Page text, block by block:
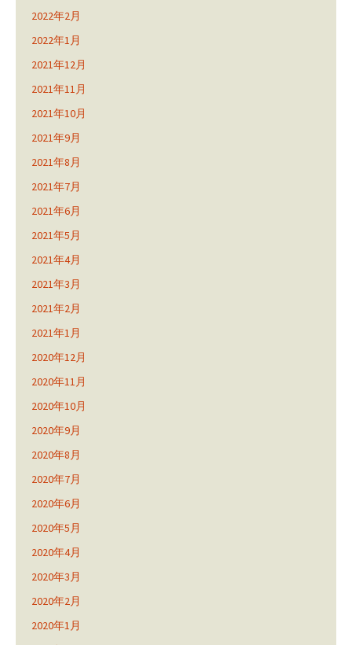
2022年2月
2022年1月
2021年12月
2021年11月
2021年10月
2021年9月
2021年8月
2021年7月
2021年6月
2021年5月
2021年4月
2021年3月
2021年2月
2021年1月
2020年12月
2020年11月
2020年10月
2020年9月
2020年8月
2020年7月
2020年6月
2020年5月
2020年4月
2020年3月
2020年2月
2020年1月